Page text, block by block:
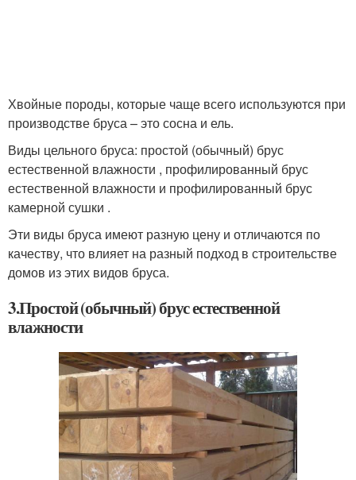
Хвойные породы, которые чаще всего используются при
производстве бруса – это сосна и ель.
Виды цельного бруса: простой (обычный) брус
естественной влажности , профилированный брус
естественной влажности и профилированный брус
камерной сушки .
Эти виды бруса имеют разную цену и отличаются по
качеству, что влияет на разный подход в строительстве
домов из этих видов бруса.
3.Простой (обычный) брус естественной
влажности